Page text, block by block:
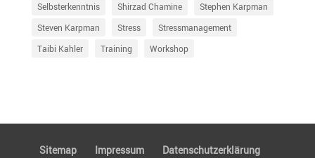
Selbsterkenntnis
Shirzad Chamine
Stephen Karpman
Steven Karpman
Stress
Stressmanagement
Taibi Kahler
Training Workshop
Sitemap Impressum Daten­schutz­er­klä­rung